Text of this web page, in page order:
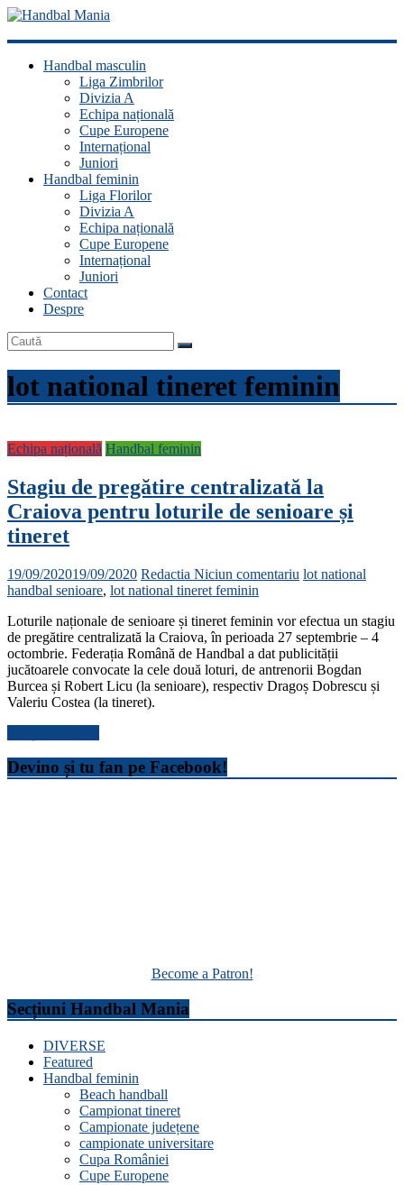
Handbal
ManiaHandbal masculin
Liga Zimbrilor
Divizia A
Echipa națională
Cupe Europene
Internațional
Juniori
Handbal feminin
Liga Florilor
Divizia A
Echipa națională
Cupe Europene
Internațional
Juniori
Contact
Despre
lot national tineret feminin
Echipa națională Handbal feminin
Stagiu de pregătire centralizată la
Craiova pentru loturile de senioare și
tineret
19/09/202019/09/2020 Redactia Niciun comentariu lot national
handbal senioare, lot national tineret feminin
Loturile naționale de senioare și tineret feminin vor efectua un stagiu
de pregătire centralizată la Craiova, în perioada 27 septembrie – 4
octombrie. Federația Română de Handbal a dat publicității
jucătoarele convocate la cele două loturi, de antrenorii Bogdan
Burcea și Robert Licu (la senioare), respectiv Dragoș Dobrescu și
Valeriu Costea (la tineret).
Devino și tu fan pe Facebook!
Become a Patron!
Secțiuni Handbal Mania
DIVERSE
Featured
Handbal feminin
Beach handball
Campionat tineret
Campionate județene
campionate universitare
Cupa României
Cupe Europene